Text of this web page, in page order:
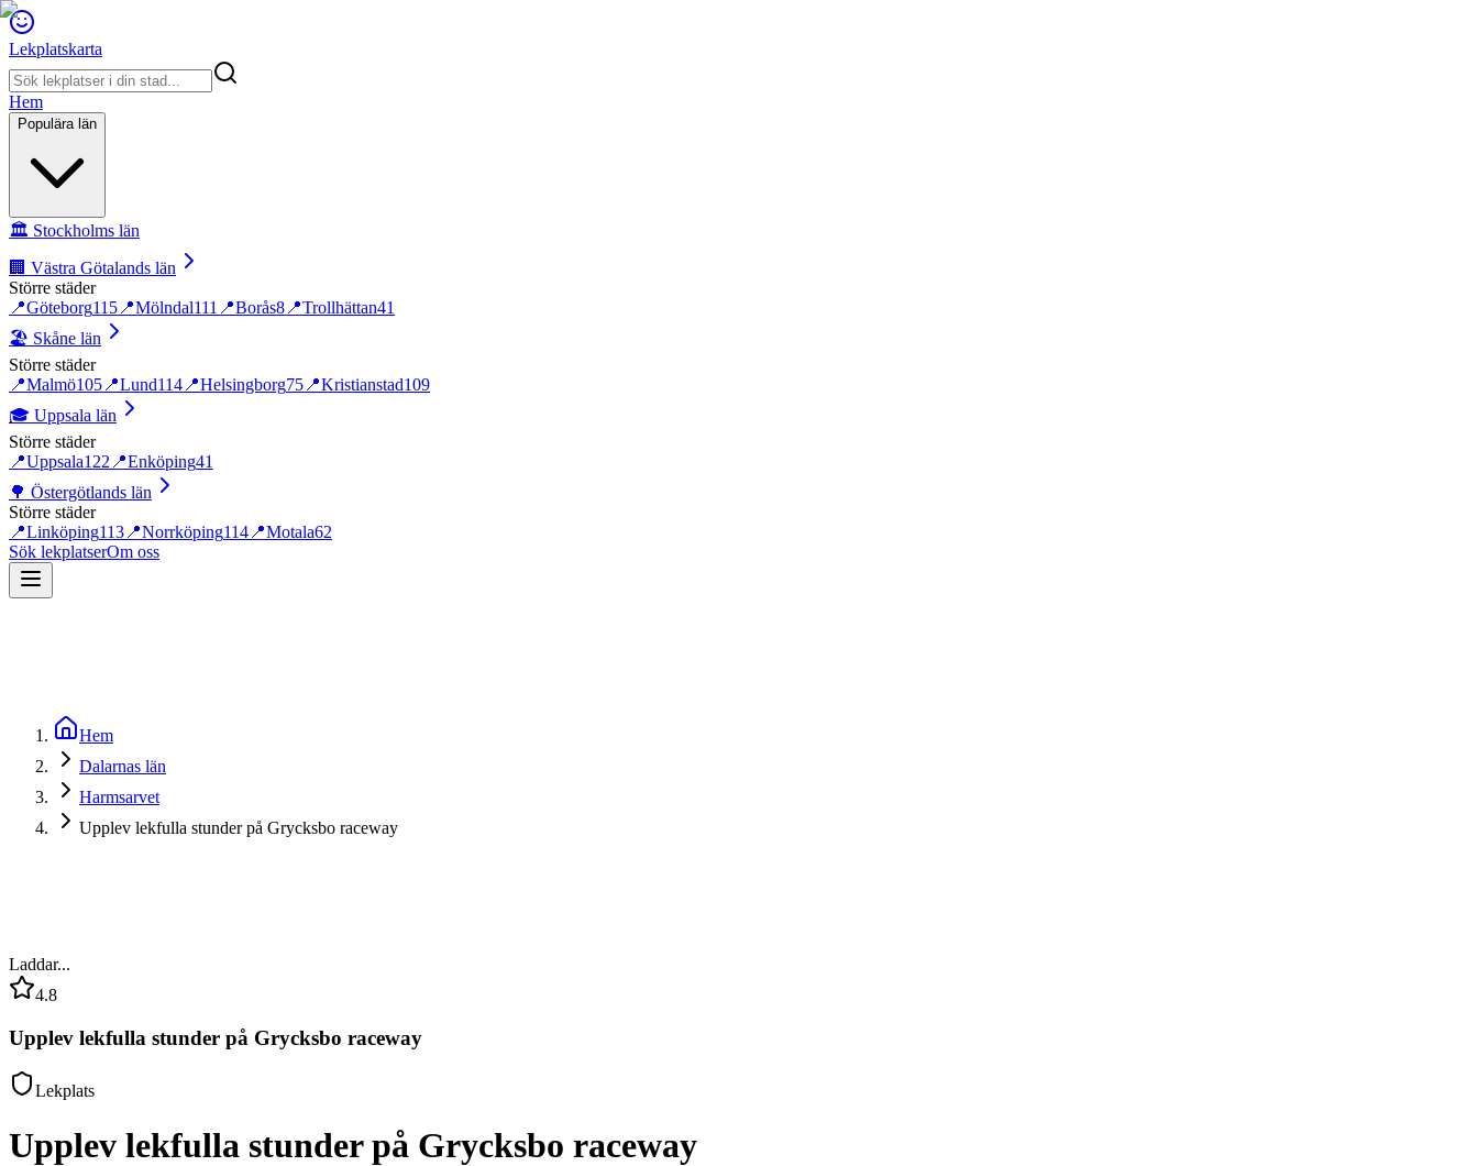
Lekplatskarta
Hem
Populära län
🏛️ Stockholms län
🏢 Västra Götalands län
Större städer
📍Göteborg115 📍Mölndal111 📍Borås8 📍Trollhättan41
🏖️ Skåne län
Större städer
📍Malmö105 📍Lund114 📍Helsingborg75 📍Kristianstad109
🎓 Uppsala län
Större städer
📍Uppsala122 📍Enköping41
🌳 Östergötlands län
Större städer
📍Linköping113 📍Norrköping114 📍Motala62
Sök lekplatserOm oss
Hem
Dalarnas län
Harmsarvet
Upplev lekfulla stunder på Grycksbo raceway
Laddar...
4.8
Upplev lekfulla stunder på Grycksbo raceway
Lekplats
Upplev lekfulla stunder på Grycksbo raceway